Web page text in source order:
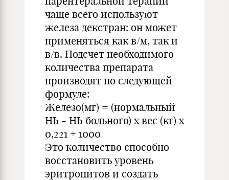
чаще всего используют
железа декстран: он может
применяться как в/м, так и
в/в. Подсчет необходимого
количества препарата
производят по следующей
формуле:
Железо(мг) = (нормальный
НЬ - НЬ больного) х вес (кг) х
0,221 + 1000
Это количество способно
восстановить уровень
эритроцитов и создать